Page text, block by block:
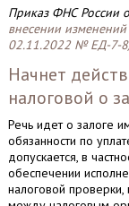
Приказ ФНС России
внесении
02.11.2022 № ЕД-7-
Начнет
налоговой о
Речь идет о залоге
обязанности по
допускается, в
обеспечении
налоговой проверки,